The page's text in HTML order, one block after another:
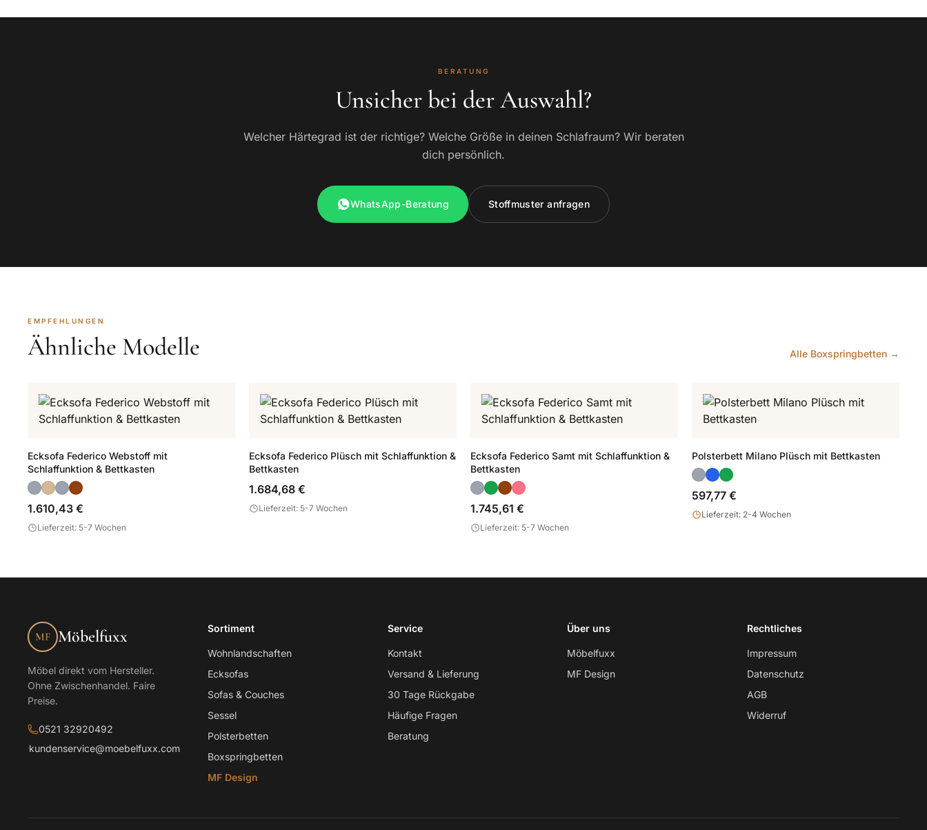
BERATUNG
Unsicher bei der Auswahl?
Welcher Härtegrad ist der richtige? Welche Größe in deinen Schlafraum? Wir beraten
dich persönlich.
WhatsApp-Beratung Stoffmuster anfragen
EMPFEHLUNGEN
Ähnliche Modelle Alle Boxspringbetten →
Ecksofa Federico Webstoff mit
Schlaffunktion & Bettkasten
1.610,43 €
Lieferzeit: 5-7 Wochen
Ecksofa Federico Plüsch mit Schlaffunktion &
Bettkasten
1.684,68 €
Lieferzeit: 5-7 Wochen
Ecksofa Federico Samt mit Schlaffunktion &
Bettkasten
1.745,61 €
Lieferzeit: 5-7 Wochen
Polsterbett Milano Plüsch mit Bettkasten
597,77 €
Lieferzeit: 2-4 Wochen
MF Möbelfuxx
Möbel direkt vom Hersteller.
Ohne Zwischenhandel. Faire
Preise.
0521 32920492
kundenservice@moebelfuxx.com
Sortiment
Wohnlandschaften
Ecksofas
Sofas & Couches
Sessel
Polsterbetten
Boxspringbetten
MF Design
Service
Kontakt
Versand & Lieferung
30 Tage Rückgabe
Häufige Fragen
Beratung
Über uns
Möbelfuxx
MF Design
Rechtliches
Impressum
Datenschutz
AGB
Widerruf